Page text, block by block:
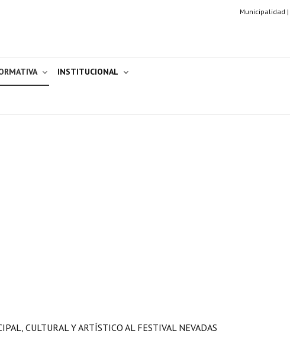
Municipalidad |
INSTITUCIONAL
CULTURAL Y ARTÍSTICO AL FESTIVAL NEVADAS